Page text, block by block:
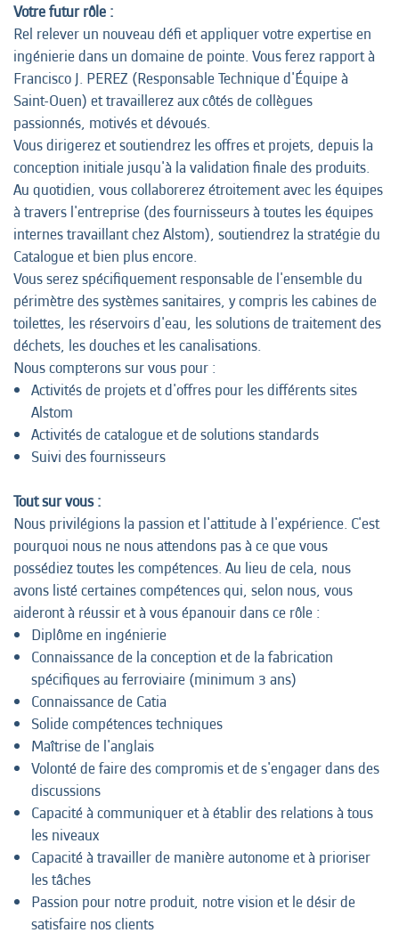
Votre futur rôle :
Rel relever un nouveau défi et appliquer votre expertise en
ingénierie dans un domaine de pointe. Vous ferez rapport à
Francisco J. PEREZ (Responsable Technique d'Équipe à
Saint-Ouen) et travaillerez aux côtés de collègues
passionnés, motivés et dévoués.
Vous dirigerez et soutiendrez les offres et projets, depuis la
conception initiale jusqu'à la validation finale des produits.
Au quotidien, vous collaborerez étroitement avec les équipes
à travers l'entreprise (des fournisseurs à toutes les équipes
internes travaillant chez Alstom), soutiendrez la stratégie du
Catalogue et bien plus encore.
Vous serez spécifiquement responsable de l'ensemble du
périmètre des systèmes sanitaires, y compris les cabines de
toilettes, les réservoirs d'eau, les solutions de traitement des
déchets, les douches et les canalisations.
Nous compterons sur vous pour :
Activités de projets et d'offres pour les différents sites
Alstom
Activités de catalogue et de solutions standards
Suivi des fournisseurs
Tout sur vous :
Nous privilégions la passion et l'attitude à l'expérience. C'est
pourquoi nous ne nous attendons pas à ce que vous
possédiez toutes les compétences. Au lieu de cela, nous
avons listé certaines compétences qui, selon nous, vous
aideront à réussir et à vous épanouir dans ce rôle :
Diplôme en ingénierie
Connaissance de la conception et de la fabrication
spécifiques au ferroviaire (minimum 3 ans)
Connaissance de Catia
Solide compétences techniques
Maîtrise de l'anglais
Volonté de faire des compromis et de s'engager dans des
discussions
Capacité à communiquer et à établir des relations à tous
les niveaux
Capacité à travailler de manière autonome et à prioriser
les tâches
Passion pour notre produit, notre vision et le désir de
satisfaire nos clients